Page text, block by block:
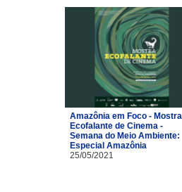
Amazônia em Foco - Mostra
Ecofalante de Cinema -
Semana do Meio Ambiente:
Especial Amazônia
25/05/2021